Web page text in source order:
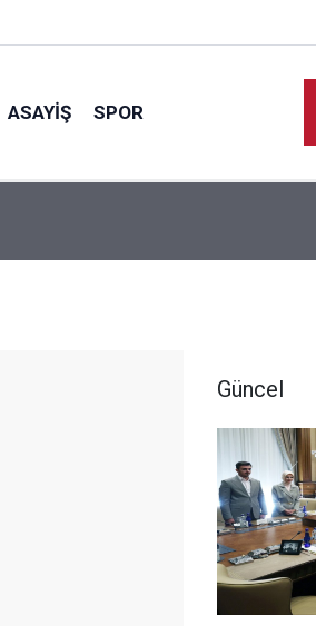
ASAYIŞ SPOR
Güncel